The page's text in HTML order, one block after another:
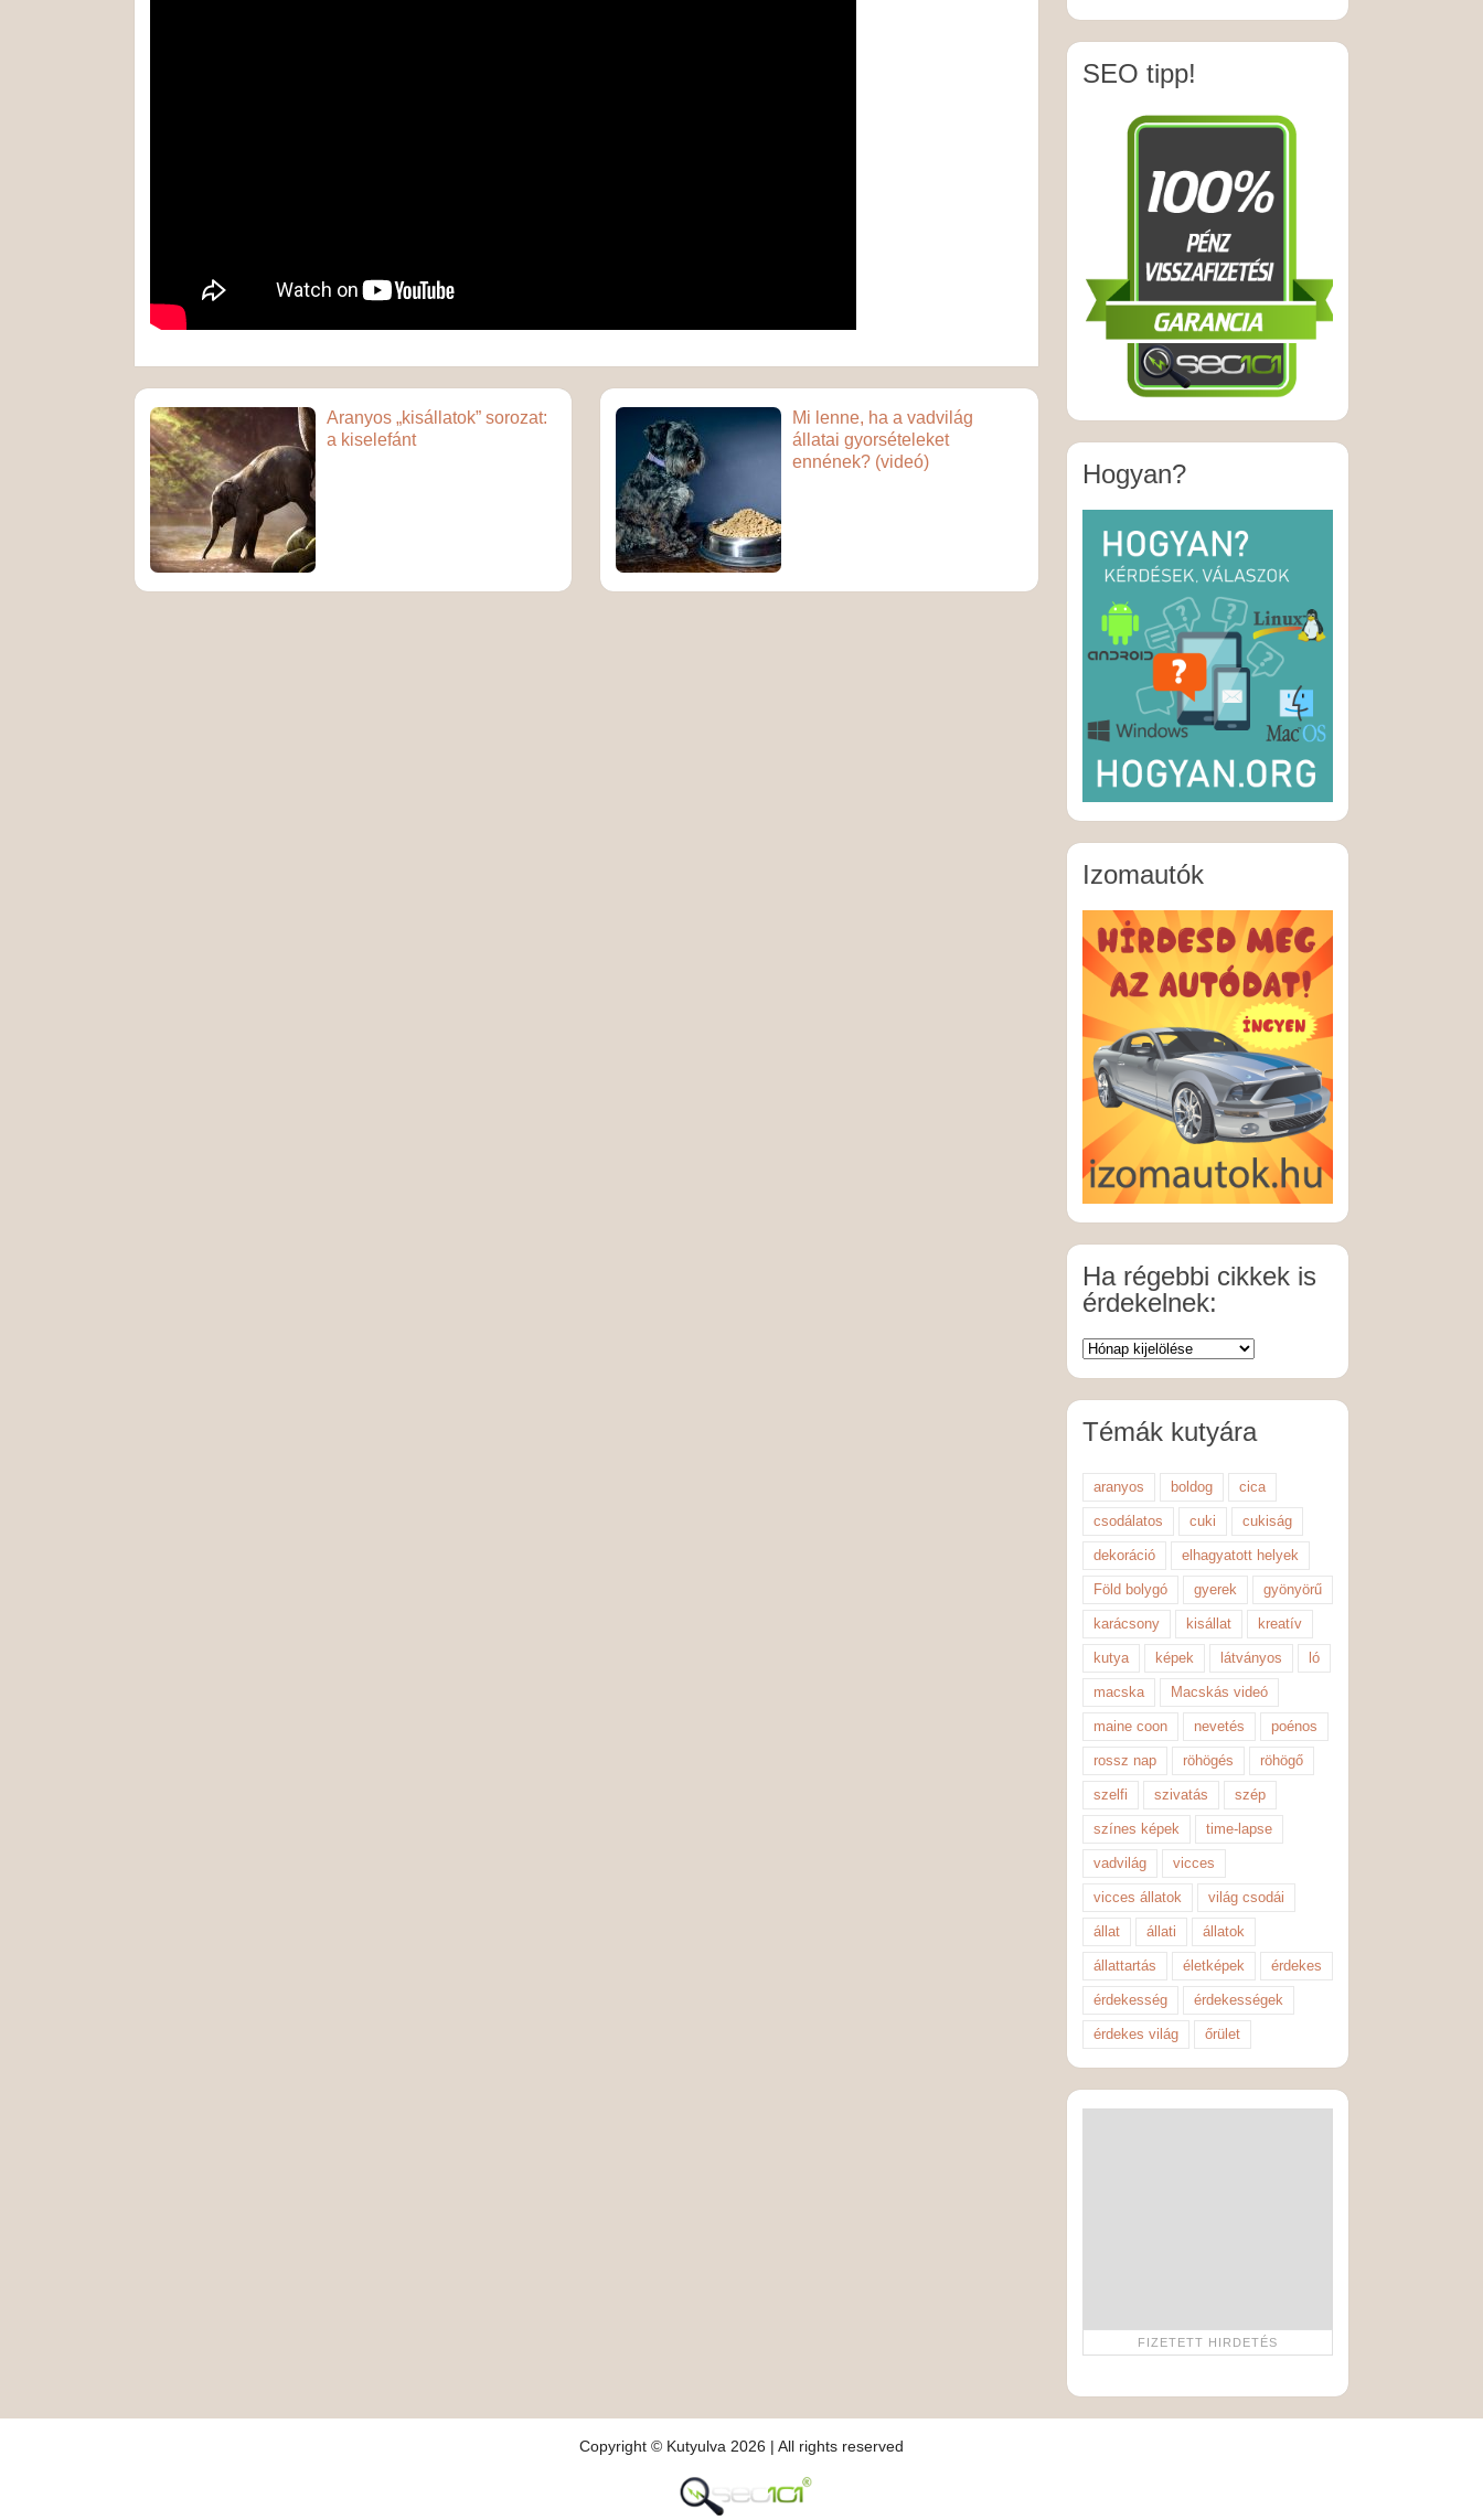
Aranyos „kisállatok” sorozat:
a kiselefánt
Mi lenne, ha a vadvilág
állatai gyorsételeket
ennének? (videó)
SEO tipp!
Hogyan?
Izomautók
Ha régebbi cikkek is
érdekelnek:
Témák kutyára
aranyos boldog cica
csodálatos cuki cukiság
dekoráció elhagyatott helyek
Föld bolygó gyerek gyönyörű
karácsony kisállat kreatív
kutya képek látványos ló
macska Macskás videó
maine coon nevetés poénos
rossz nap röhögés röhögő
szelfi szivatás szép
színes képek time-lapse
vadvilág vicces
vicces állatok világ csodái
állat állati állatok
állattartás életképek érdekes
érdekesség érdekességek
érdekes világ őrület
Copyright © Kutyulva 2026 | All rights reserved